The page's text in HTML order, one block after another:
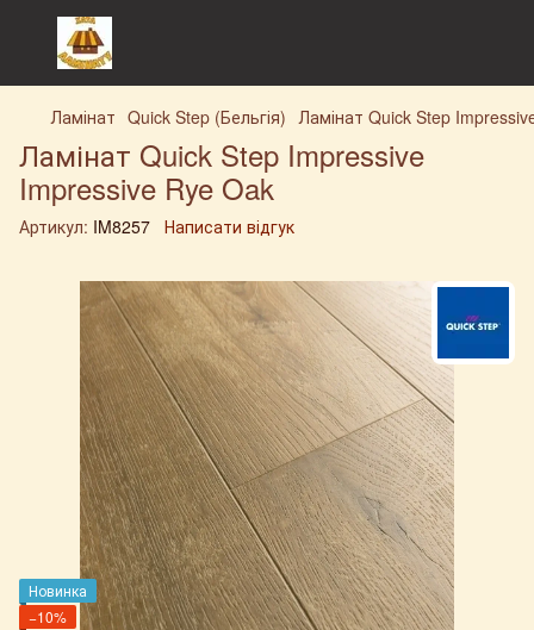
Ламінат Quick Step (Бельгія) Ламінат Quick Step
Ламінат Quick Step Impressive
Impressive Rye Oak
Артикул: IM8257 Написати відгук
Новинка
−10%